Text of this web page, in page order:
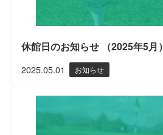
2025.05.01 お知らせ
休館日のお知らせ （2025年5月）